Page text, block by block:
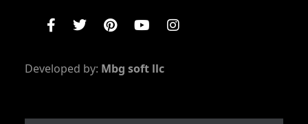
Developed by: Mbg soft llc